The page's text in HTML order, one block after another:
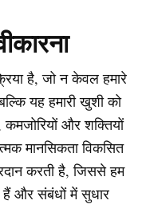
है, जो न केवल हमारे
यह हमारी खुशी को
और शक्तियों
मानसिकता विकसित
करती है, जिससे हम
हैं और संबंधों में सुधार